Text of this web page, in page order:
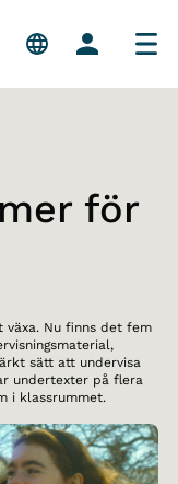
för
Nu finns det fem
sätt att undervisa
undertexter på flera
i klassrummet.